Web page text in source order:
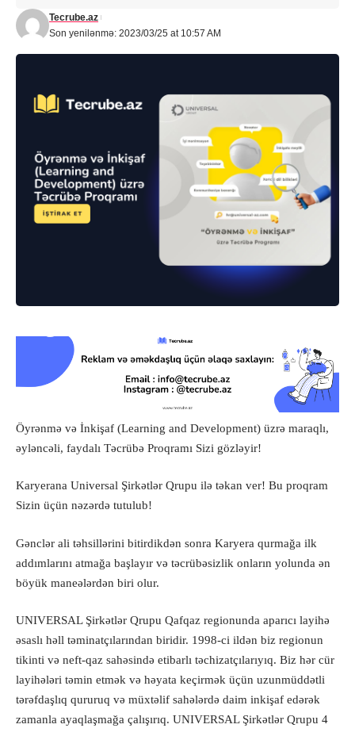
Son yenilənmə: 2023/03/25 at 10:57 AM
Tecrube.az
Öyrənmə və İnkişaf (Learning and Development) üzrə maraqlı,
əyləncəli, faydalı Təcrübə Proqramı Sizi gözləyir!
Karyerana Universal Şirkətlər Qrupu ilə təkan ver! Bu proqram
Sizin üçün nəzərdə tutulub!
Gənclər ali təhsillərini bitirdikdən sonra Karyera qurmağa ilk
addımlarını atmağa başlayır və təcrübəsizlik onların yolunda ən
böyük maneələrdən biri olur.
UNIVERSAL Şirkətlər Qrupu Qafqaz regionunda aparıcı layihə
əsaslı həll təminatçılarından biridir. 1998-ci ildən biz regionun
tikinti və neft-qaz sahəsində etibarlı təchizatçılarıyıq. Biz hər cür
layihələri təmin etmək və həyata keçirmək üçün uzunmüddətli
tərəfdaşlıq qururuq və müxtəlif sahələrdə daim inkişaf edərək
zamanla ayaqlaşmağa çalışırıq. UNIVERSAL Şirkətlər Qrupu 4